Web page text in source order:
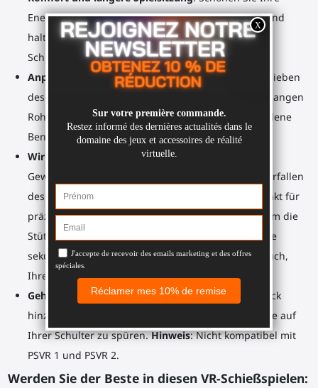
Energie, wenn Sie IhrGewehrgehäuseschultern, und
halten Sie über längere Zeit eine konsistente
Schießposition ein.
Anpassbar an Sie und Ihren Spielstil : Durch Verschieben
des Verlängerungsanschlusses entlang des 20 cm langen
Rohrs können Sie die Länge und Höhe an verschiedene
Benutzer und Schießpositionen anpassen.
Wir bieten Ihnen einen Riemen
Gewichtsentlastung, mehr Sicherheit (kein Herunterfallen
des
Gewehrgehäuses
) und zusätzlicher Kontaktpunkt für
präzises Zielen. Legen Sie ihn über Ihre Schulter, um die
Stütze sicher auf Ihrem Rumpf abzulegen, wenn Sie
sekundäre Aktionen ausführen. Der Riemen hilft auch,
Ihre Zielgenauigkeit zu stabilisieren.
Gehen Sie haptisch: Sie können haptisches Feedback
hinzufügen, um den Rückstoß Ihrer virtuellen Waffe auf
Ihrer Schulter zu spüren.Hinweis: Nicht kompatibel mit
PSVR 1 und PSVR 2.
Werden Sie der Beste in diesen VR-Schießspielen: